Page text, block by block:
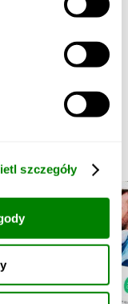
szczegóły
finansowania
Od teraz